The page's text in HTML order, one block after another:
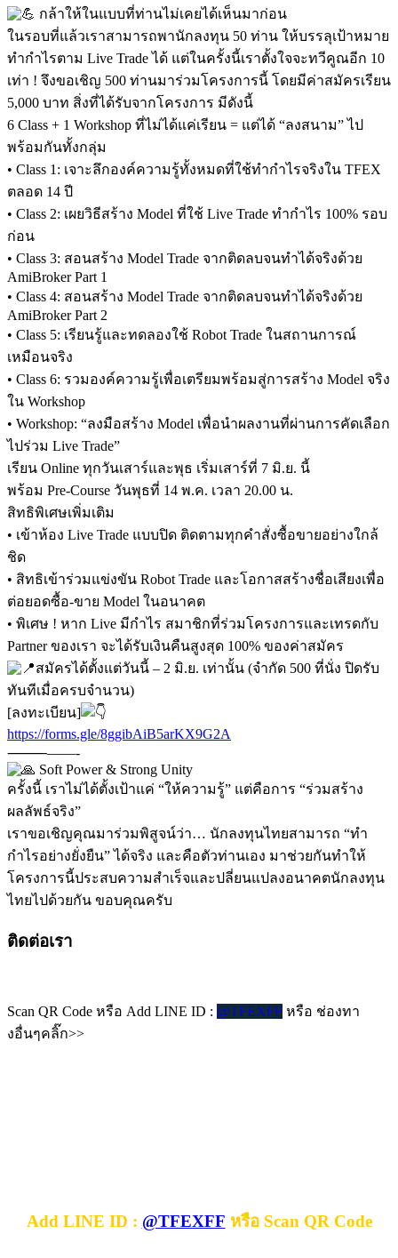
กล้าให้ในแบบที่ท่านไม่เคยได้เห็นมาก่อน
ในรอบที่แล้วเราสามารถพานักลงทุน 50 ท่าน ให้บรรลุเป้าหมาย
ทำกำไรตาม Live Trade ได้ แต่ในครั้งนี้เราตั้งใจจะทวีคูณอีก 10
เท่า ! จึงขอเชิญ 500 ท่านมาร่วมโครงการนี้ โดยมีค่าสมัครเรียน
5,000 บาท สิ่งที่ได้รับจากโครงการ มีดังนี้
6 Class + 1 Workshop ที่ไม่ได้แค่เรียน = แต่ได้ “ลงสนาม” ไป
พร้อมกันทั้งกลุ่ม
• Class 1: เจาะลึกองค์ความรู้ทั้งหมดที่ใช้ทำกำไรจริงใน TFEX
ตลอด 14 ปี
• Class 2: เผยวิธีสร้าง Model ที่ใช้ Live Trade ทำกำไร 100% รอบ
ก่อน
• Class 3: สอนสร้าง Model Trade จากติดลบจนทำได้จริงด้วย
AmiBroker Part 1
• Class 4: สอนสร้าง Model Trade จากติดลบจนทำได้จริงด้วย
AmiBroker Part 2
• Class 5: เรียนรู้และทดลองใช้ Robot Trade ในสถานการณ์
เหมือนจริง
• Class 6: รวมองค์ความรู้เพื่อเตรียมพร้อมสู่การสร้าง Model จริง
ใน Workshop
• Workshop: “ลงมือสร้าง Model เพื่อนำผลงานที่ผ่านการคัดเลือก
ไปร่วม Live Trade”
เรียน Online ทุกวันเสาร์และพุธ เริ่มเสาร์ที่ 7 มิ.ย. นี้
พร้อม Pre-Course วันพุธที่ 14 พ.ค. เวลา 20.00 น.
สิทธิพิเศษเพิ่มเติม
• เข้าห้อง Live Trade แบบปิด ติดตามทุกคำสั่งซื้อขายอย่างใกล้
ชิด
• สิทธิเข้าร่วมแข่งขัน Robot Trade และโอกาสสร้างชื่อเสียงเพื่อ
ต่อยอดซื้อ-ขาย Model ในอนาคต
• พิเศษ ! หาก Live มีกำไร สมาชิกที่ร่วมโครงการและเทรดกับ
Partner ของเรา จะได้รับเงินคืนสูงสุด 100% ของค่าสมัคร
สมัครได้ตั้งแต่วันนี้ – 2 มิ.ย. เท่านั้น (จำกัด 500 ที่นั่ง ปิดรับ
ทันทีเมื่อครบจำนวน)
[ลงทะเบียน]
https://forms.gle/8ggibAiB5arKX9G2A
⸻——-
Soft Power & Strong Unity
ครั้งนี้ เราไม่ได้ตั้งเป้าแค่ “ให้ความรู้” แต่คือการ “ร่วมสร้าง
ผลลัพธ์จริง”
เราขอเชิญคุณมาร่วมพิสูจน์ว่า… นักลงทุนไทยสามารถ “ทำ
กำไรอย่างยั่งยืน” ได้จริง และคือตัวท่านเอง มาช่วยกันทำให้
โครงการนี้ประสบความสำเร็จและปลี่ยนแปลงอนาคตนักลงทุน
ไทยไปด้วยกัน ขอบคุณครับ
ติดต่อเรา
Scan QR Code หรือ Add LINE ID : @TFEXFF หรือ ช่องทา
งอื่นๆคลิ๊ก>>
Add LINE ID : @TFEXFF หรือ Scan QR Code